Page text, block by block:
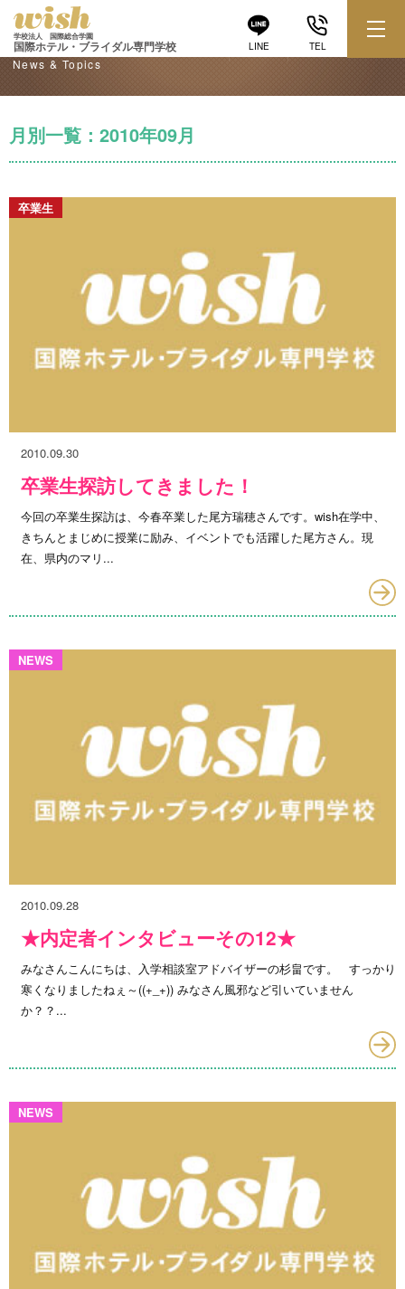
LINE TEL
学校法人 国際総合学園
国際ホテル・ブライダル専門学校
学校からのお知らせ
News & Topics
月別一覧：2010年09月
卒業生
2010.09.30
卒業生探訪してきました！
今回の卒業生探訪は、今春卒業した尾方瑞穂さんです。wish在学中、
きちんとまじめに授業に励み、イベントでも活躍した尾方さん。現
在、県内のマリ...
NEWS
2010.09.28
★内定者インタビューその12★
みなさんこんにちは、入学相談室アドバイザーの杉畠です。 すっかり
寒くなりましたねぇ～((+_+)) みなさん風邪など引いていません
か？？...
NEWS